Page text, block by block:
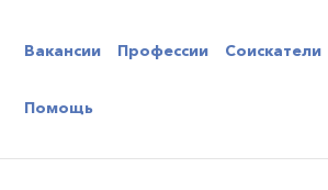
Вакансии Профессии Соискатели
Помощь